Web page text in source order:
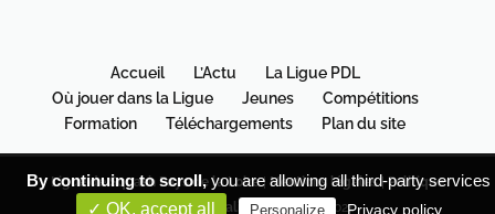
Accueil L’Actu
La Ligue PDL
Où jouer dans la Ligue
Jeunes
Compétitions
Formation
Téléchargements Plan du site
Ligue de Squash Pays de la Loire| Mentions légales|Politique
de confidentialité| Copyright 2021
By continuing to scroll,you are allowing all third-party services
✓ OK, accept all
Personalize Privacy policy